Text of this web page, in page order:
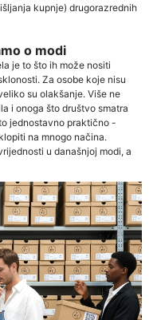
kupnje) drugorazrednih
o modi
je to što ih može nositi
Za osobe koje nisu
su olakšanje. Više ne
i onoga što društvo smatra
jednostavno praktično -
na mnogo načina.
u današnjoj modi, a